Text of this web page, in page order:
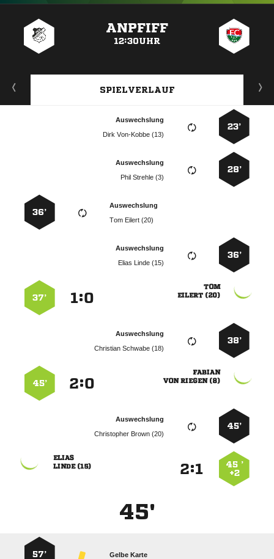
ANPFIFF
12:30UHR
SPIELVERLAUF
23’
Auswechslung
  
28’
Auswechslung
  
Auswechslung
  
36’
36’
Auswechslung
  

 
:
37’
38’
Auswechslung
  

  
:
45’
45’
Auswechslung
  
45 ’
+2
:

 
45'
Gelbe Karte
57’